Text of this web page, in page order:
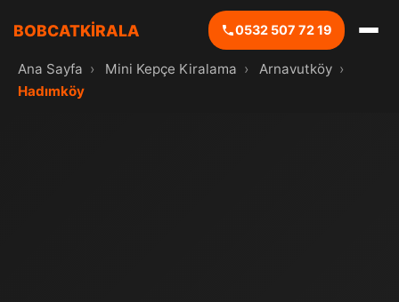
BOBCATKİRALA 0532 507 72 19
Ana Sayfa › Mini Kepçe Kiralama › Arnavutköy ›
Hadımköy